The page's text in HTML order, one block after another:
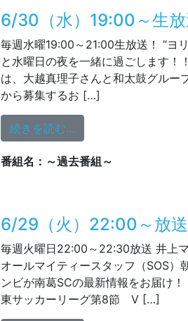
6/30（水）19:00～生放
毎週水曜19:00～21:00生放送！ ”ヨ
と水曜日の夜を一緒に過ごします！
は、大越真理子さんと和太鼓グル
から募集するお […]
続きを読む…
番組名：～過去番組～
6/29（火）22:00～放送
毎週火曜日22:00～22:30放送 井上
オールマイティースタッフ（SOS）
ンビが南葛SCの最新情報をお届け
東サッカーリーグ第8節 V […]